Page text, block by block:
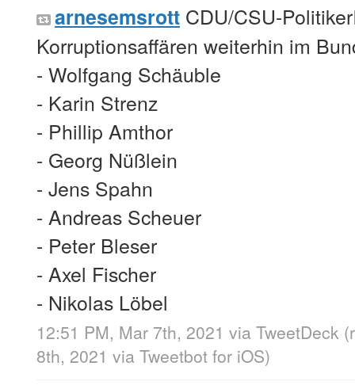
arnesemsrott CDU/CSU-
Korruptionsaffären weiterhin im
- Wolfgang Schäuble
- Karin Strenz
- Phillip Amthor
- Georg Nüßlein
- Jens Spahn
- Andreas Scheuer
- Peter Bleser
- Axel Fischer
- Nikolas Löbel
12:51 PM, Mar 7th, 2021 via TweetDeck
8th, 2021 via Tweetbot for iΟS)